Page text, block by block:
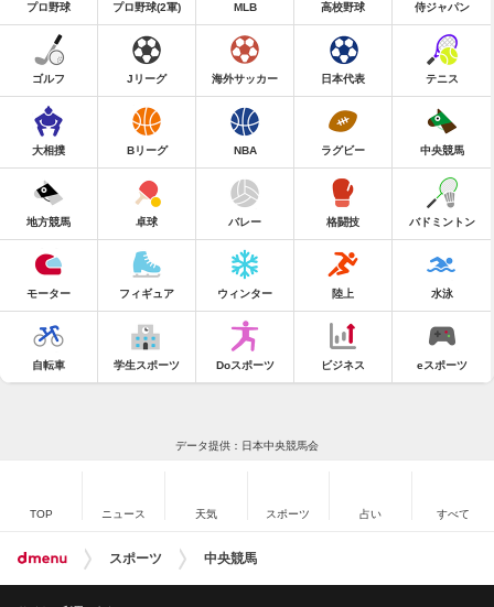
プロ野球 プロ野球(2軍) MLB 高校野球 侍ジャパン
ゴルフ Jリーグ 海外サッカー 日本代表 テニス
大相撲 Bリーグ NBA ラグビー 中央競馬
地方競馬 卓球 バレー 格闘技 バドミントン
モーター フィギュア ウィンター 陸上 水泳
自転車 学生スポーツ Doスポーツ ビジネス eスポーツ
データ提供：日本中央競馬会
TOP ニュース 天気 スポーツ 占い すべて
スポーツ 中央競馬